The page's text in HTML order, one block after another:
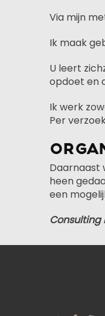
Via mijn
Ik maak
U leert
opdoet en
Ik werk
Per
Daarnaast
heen
een
Consulting